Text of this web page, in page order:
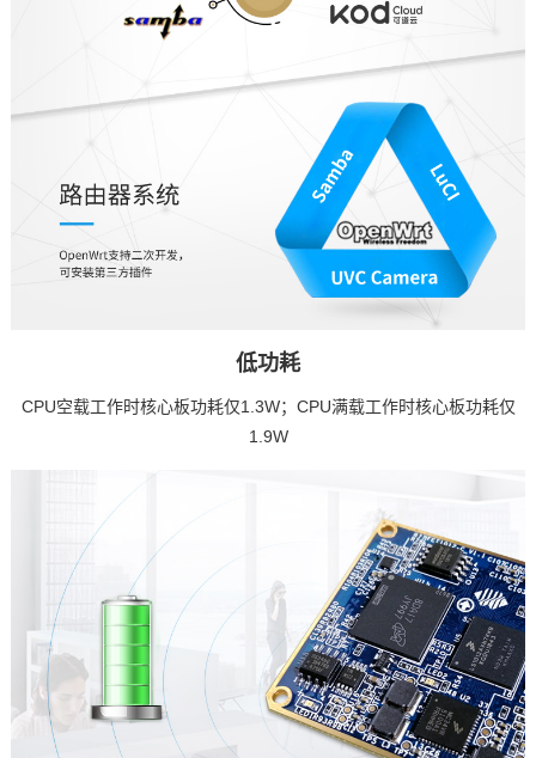
低功耗
CPU空载工作时核心板功耗仅1.3W；CPU满载工作时核心板功耗仅
1.9W